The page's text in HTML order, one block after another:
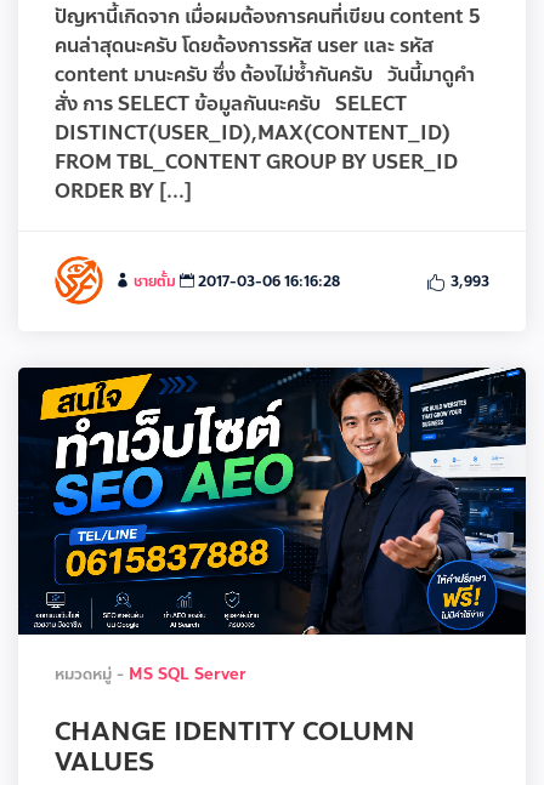
ปัญหานี้เกิดจาก เมื่อผมต้องการคนที่เขียน content 5
คนล่าสุดนะครับ โดยต้องการรหัส user และ รหัส
content มานะครับ ซึ่ง ต้องไม่ซ้ำกันครับ วันนี้มาดูคำ
สั่ง การ SELECT ข้อมูลกันนะครับ SELECT
DISTINCT(USER_ID),MAX(CONTENT_ID)
FROM TBL_CONTENT GROUP BY USER_ID
ORDER BY [...]
ชายตั้ม 2017-03-06 16:16:28 3,993
หมวดหมู่ - MS SQL Server
CHANGE IDENTITY COLUMN
VALUES